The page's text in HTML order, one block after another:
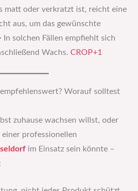
matt oder verkratzt ist, reicht eine
aus, um das gewünschte
In solchen Fällen empfiehlt sich
Wachs. CROP+1
Worauf solltest
zuhause wachsen willst, oder
professionellen
im Einsatz sein könnte –